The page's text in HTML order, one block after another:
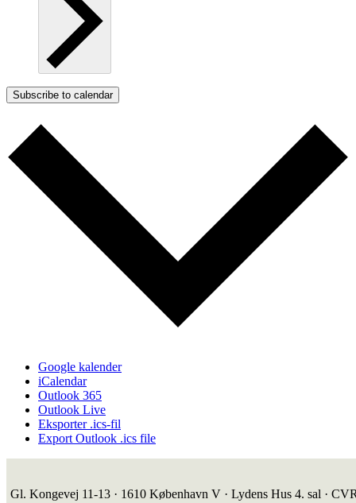
Subscribe to calendar
Google kalender
iCalendar
Outlook 365
Outlook Live
Eksporter .ics-fil
Export Outlook .ics file
Gl. Kongevej 11-13 · 1610 København V · Lydens Hus 4. sal ·